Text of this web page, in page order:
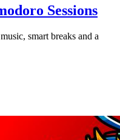
Sessions
smart breaks and a